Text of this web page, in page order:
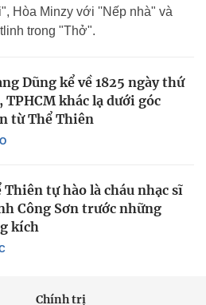
Hòa Minzy với ''Nếp nhà" và
trong "Thở".
Dũng kể về 1825 ngày thứ
TPHCM khác lạ dưới góc
từ Thể Thiên
Thiên tự hào là cháu nhạc sĩ
Công Sơn trước những
kích
Chính trị